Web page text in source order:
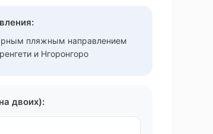
пляжным направлением
и Нгоронгоро
двоих):